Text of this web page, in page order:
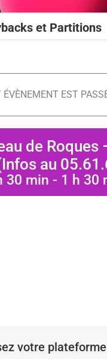
et Partitions
ÉVÈNEMENT EST
de Roques
au
30 min - 1 h 30
votre